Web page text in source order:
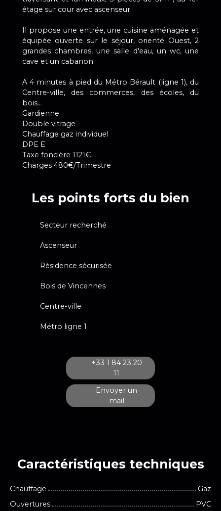
étage sur cour avec ascenseur.
Il propose une entrée, une cuisine aménagée et
équipée ouverte sur le séjour, orienté Ouest, 2
grandes chambres, une salle d'eau, un wc, une
cave et un cabanon.
A 4 minutes à pied du Métro Bérault (ligne 1), du
Centre-ville, des commerces, des écoles, du
bois...
Gardienne
Double vitrage
Chauffage gaz individuel
DPE E
Taxe foncière 1121€
Charges 480€/Trimestre
Les points forts du bien
Secteur recherché
Ascenseur
Résidence sécurisée
Bois de Vincennes
Centre-ville
Métro ligne 1
+33 1 84 23 20
11
Envoyer un
mail
Caractéristiques techniques
Chauffage
Gaz
Ouvertures
PVC